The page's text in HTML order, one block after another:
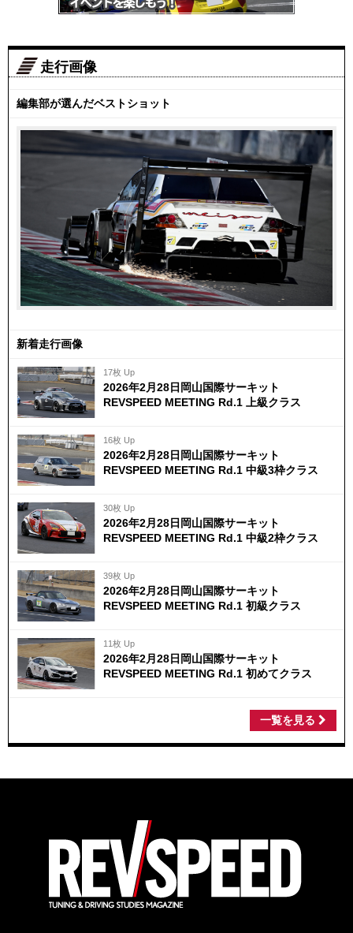
走行画像
編集部が選んだベストショット
新着走行画像
17枚 Up
2026年2月28日岡山国際サーキット
REVSPEED MEETING Rd.1 上級クラス
16枚 Up
2026年2月28日岡山国際サーキット
REVSPEED MEETING Rd.1 中級3枠クラス
30枚 Up
2026年2月28日岡山国際サーキット
REVSPEED MEETING Rd.1 中級2枠クラス
39枚 Up
2026年2月28日岡山国際サーキット
REVSPEED MEETING Rd.1 初級クラス
11枚 Up
2026年2月28日岡山国際サーキット
REVSPEED MEETING Rd.1 初めてクラス
一覧を見る